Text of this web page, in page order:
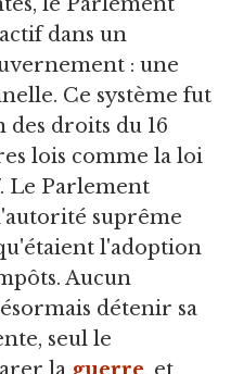
dans un
: une
Ce système fut
droits du 16
lois comme la loi
Le Parlement
suprême
l'adoption
Aucun
détenir sa
seul le